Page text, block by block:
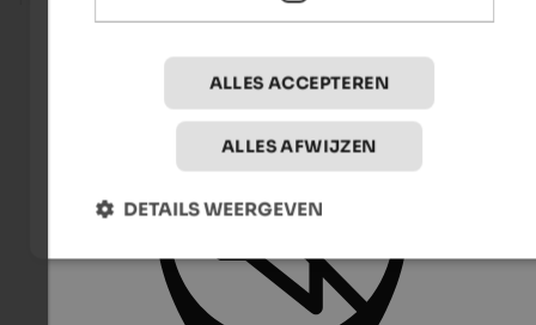
ALLES ACCEPTEREN
ALLES AFWIJZEN
DETAILS WEERGEVEN